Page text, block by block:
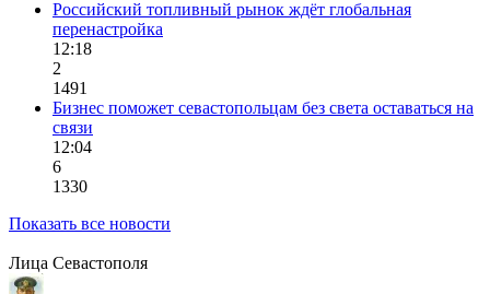
Российский топливный рынок ждёт глобальная
перенастройка
12:18
2
1491
Бизнес поможет севастопольцам без света оставаться на
связи
12:04
6
1330
Показать все новости
Лица Севастополя